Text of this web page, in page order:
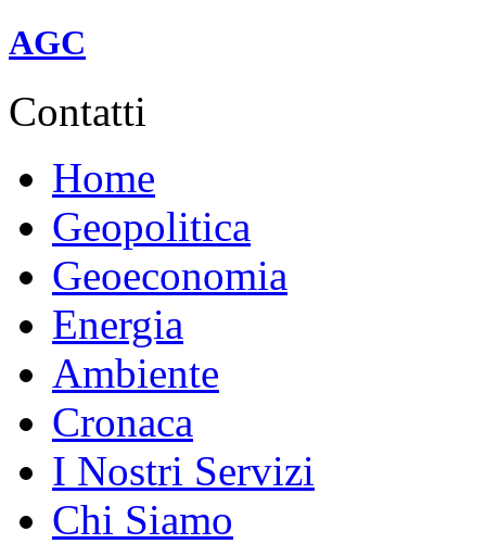
AGClinea A (rossa).
Contatti
Home
Geopolitica
Geoeconomia
Energia
Ambiente
Cronaca
I Nostri Servizi
Chi Siamo